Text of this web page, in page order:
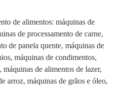
de alimentos: máquinas de
de processamento de carne,
de panela quente, máquinas de
máquinas de condimentos,
de alimentos de lazer,
arroz, máquinas de grãos e óleo,